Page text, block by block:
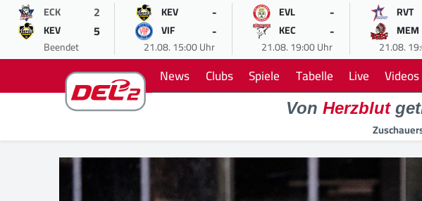
ECK 2
KEV 5
Beendet
KEV -
VIF -
21.08. 15:00 Uhr
EVL -
KEC -
21.08. 19:00 Uhr
RVT
MEM
21.08.
News Clubs Spiele Tabelle Live Videos
Von Herzblut